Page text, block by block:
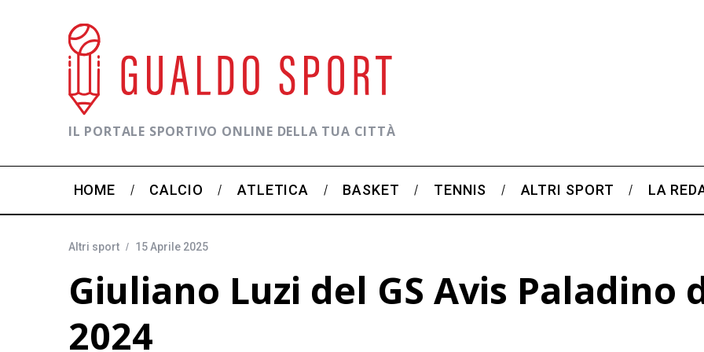
IL PORTALE SPORTIVO ONLINE DELLA TUA CITTÀ
HOME CALCIO ATLETICA BASKET TENNIS ALTRI SPORT LA
Altri sport 15 Aprile 2025
Giuliano Luzi del GS Avis Paladino
2024